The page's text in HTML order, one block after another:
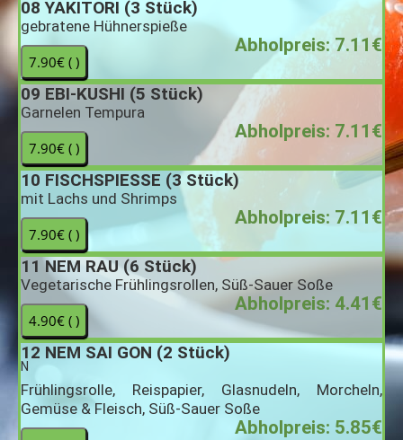
08 YAKITORI (3 Stück)
gebratene Hühnerspieße
Abholpreis: 7.11€
09 EBI-KUSHI (5 Stück)
Garnelen Tempura
Abholpreis: 7.11€
10 FISCHSPIESSE (3 Stück)
mit Lachs und Shrimps
Abholpreis: 7.11€
11 NEM RAU (6 Stück)
Vegetarische Frühlingsrollen, Süß-Sauer Soße
Abholpreis: 4.41€
12 NEM SAI GON (2 Stück)
N
Frühlingsrolle, Reispapier, Glasnudeln, Morcheln,
Gemüse & Fleisch, Süß-Sauer Soße
Abholpreis: 5.85€